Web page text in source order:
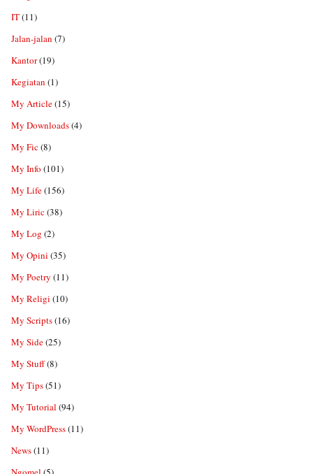
IT(11)
Jalan-jalan (7)
Kantor(19)
Kegiatan (1)
My Article(15)
My Downloads(4)
My Fic(8)
My Info (101)
My Life(156)
My Liric(38)
My Log (2)
My Opini (35)
My Poetry (11)
My Religi (10)
My Scripts(16)
My Side(25)
My Stuff(8)
My Tips(51)
My Tutorial (94)
My WordPress(11)
News(11)